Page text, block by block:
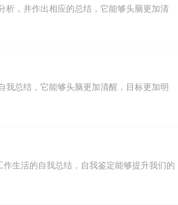
析，并作出相应的总结，它能够头脑更加清
我总结，它能够头脑更加清醒，目标更加明
生活的自我总结，自我鉴定能够提升我们的